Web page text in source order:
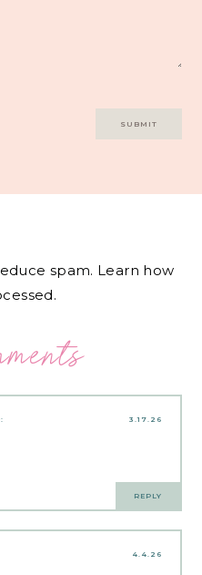
spam. Learn how
3.17.26
REPLY
4.4.26